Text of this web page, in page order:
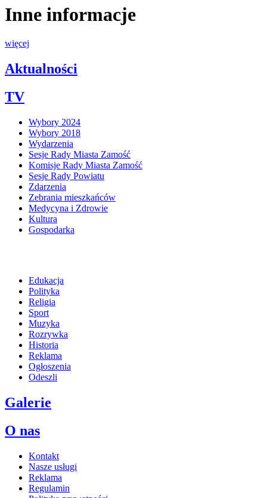
Inne informacje
więcej
Aktualności
TV
Wybory 2024
Wybory 2018
Wydarzenia
Sesje Rady Miasta Zamość
Komisje Rady Miasta Zamość
Sesje Rady Powiatu
Zdarzenia
Zebrania mieszkańców
Medycyna i Zdrowie
Kultura
Gospodarka
Edukacja
Polityka
Religia
Sport
Muzyka
Rozrywka
Historia
Reklama
Ogłoszenia
Odeszli
Galerie
O nas
Kontakt
Nasze usługi
Reklama
Regulamin